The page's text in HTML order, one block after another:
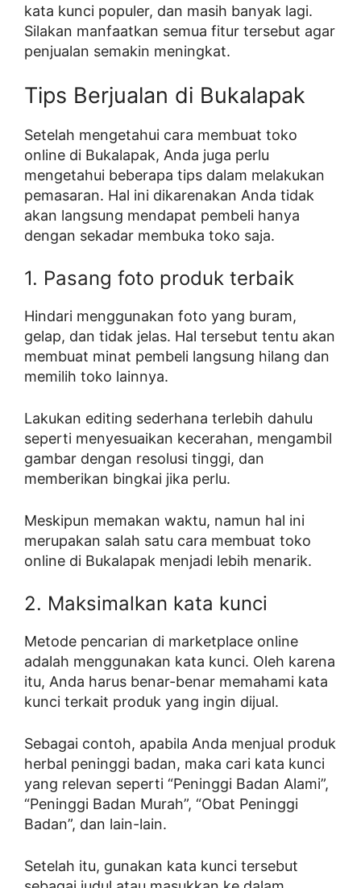
kata kunci populer, dan masih banyak lagi.
Silakan manfaatkan semua fitur tersebut agar
penjualan semakin meningkat.
Tips Berjualan di Bukalapak
Setelah mengetahui cara membuat toko
online di Bukalapak, Anda juga perlu
mengetahui beberapa tips dalam melakukan
pemasaran. Hal ini dikarenakan Anda tidak
akan langsung mendapat pembeli hanya
dengan sekadar membuka toko saja.
1. Pasang foto produk terbaik
Hindari menggunakan foto yang buram,
gelap, dan tidak jelas. Hal tersebut tentu akan
membuat minat pembeli langsung hilang dan
memilih toko lainnya.
Lakukan editing sederhana terlebih dahulu
seperti menyesuaikan kecerahan, mengambil
gambar dengan resolusi tinggi, dan
memberikan bingkai jika perlu.
Meskipun memakan waktu, namun hal ini
merupakan salah satu cara membuat toko
online di Bukalapak menjadi lebih menarik.
2. Maksimalkan kata kunci
Metode pencarian di marketplace online
adalah menggunakan kata kunci. Oleh karena
itu, Anda harus benar-benar memahami kata
kunci terkait produk yang ingin dijual.
Sebagai contoh, apabila Anda menjual produk
herbal peninggi badan, maka cari kata kunci
yang relevan seperti “Peninggi Badan Alami”,
“Peninggi Badan Murah”, “Obat Peninggi
Badan”, dan lain-lain.
Setelah itu, gunakan kata kunci tersebut